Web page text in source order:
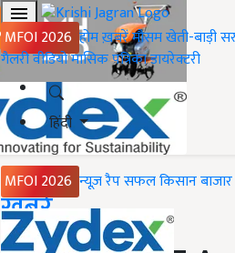
MFOI 2026 होमख़बरेंमौसमखेती-बाड़ी
गैलरीवीडियोमासिक पत्रिकाडायरेक्टरी
हिंदी
MFOI 2026 न्यूज़ रैपसफल किसानबाजार
Home
ख़बरें